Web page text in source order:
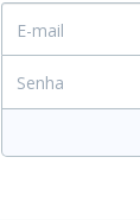
E-mail